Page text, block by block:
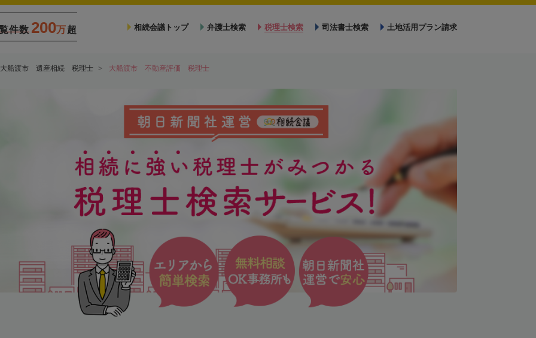
件数 200万超 相続会議トップ 弁護士検索 税理士検索 司法書士検索 土地活用プラン請求
大船渡市 遺産相続 税理士 大船渡市 不動産評価 税理士